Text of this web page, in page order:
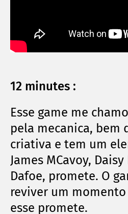
12 minutes :
Esse game me
pela mecanica, bem
criativa e tem um
James MCavoy,
Dafoe, promete. O
reviver um momento
esse promete.